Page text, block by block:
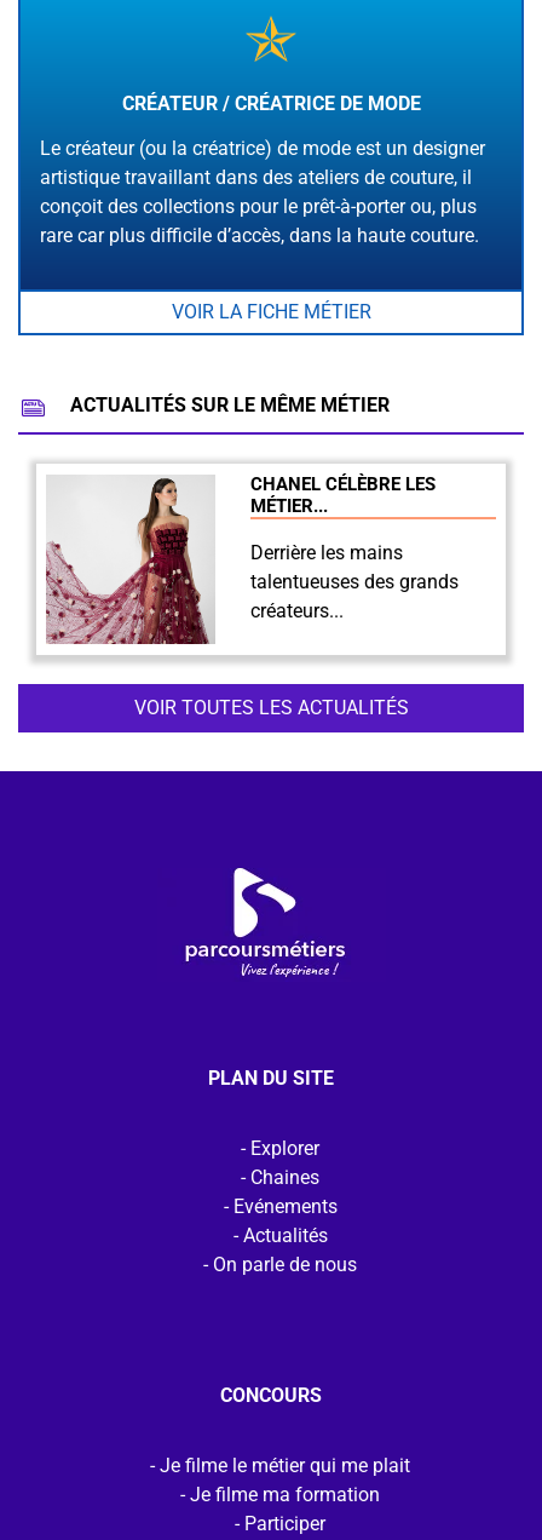
CRÉATEUR / CRÉATRICE DE MODE
Le créateur (ou la créatrice) de mode est un designer
artistique travaillant dans des ateliers de couture, il
conçoit des collections pour le prêt-à-porter ou, plus
rare car plus difficile d’accès, dans la haute couture.
VOIR LA FICHE MÉTIER
ACTUALITÉS SUR LE MÊME MÉTIER
CHANEL CÉLÈBRE LES
MÉTIER...
Derrière les mains
talentueuses des grands
créateurs...
VOIR TOUTES LES ACTUALITÉS
PLAN DU SITE
Explorer
Chaines
Evénements
Actualités
On parle de nous
CONCOURS
Je filme le métier qui me plait
Je filme ma formation
Participer